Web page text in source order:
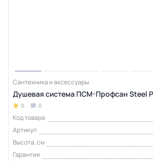
Сантехника и аксессуары
Душевая система ПСМ-Профсан Steel
0 0
Код товара
Артикул
Высота, см
Гарантия